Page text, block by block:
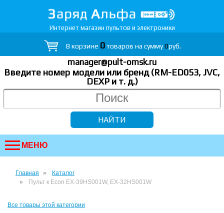
Интернет магазин пультов и электроники
В корзине 0товаров на сумму0руб.
manager@pult-omsk.ru
Введите номер модели или бренд (RM-ED053, JVC,
DEXP и т. д.)
МЕНЮ
Главная
Каталог
Пульт к Econ EX-39HS001W, EX-32HS001W
Все товары этой категории